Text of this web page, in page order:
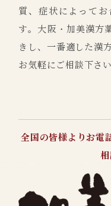
質、症状によって
す。大阪・加美漢方
きし、一番適した漢
お気軽にご相談下さい
全国の皆様よりお電
相